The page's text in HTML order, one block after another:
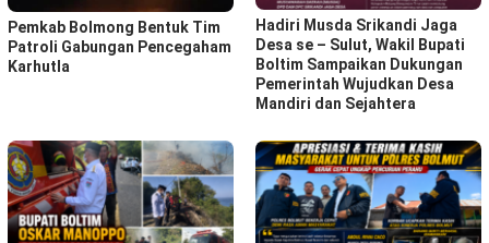
Pemkab Bolmong Bentuk Tim
Patroli Gabungan Pencegaham
Karhutla
Hadiri Musda Srikandi Jaga
Desa se – Sulut, Wakil Bupati
Boltim Sampaikan Dukungan
Pemerintah Wujudkan Desa
Mandiri dan Sejahtera